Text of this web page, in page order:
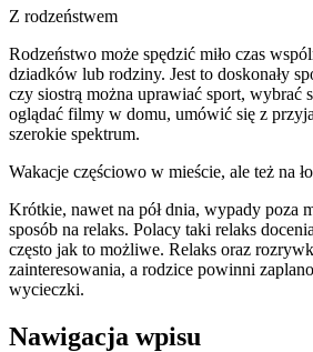
Z rodzeństwem
Rodzeństwo może spędzić miło czas
dziadków lub rodziny. Jest to doskonały
czy siostrą można uprawiać sport, wybrać
oglądać filmy w domu, umówić się z
szerokie spektrum.
Wakacje częściowo w mieście, ale też na
Krótkie, nawet na pół dnia, wypady poza
sposób na relaks. Polacy taki relaks
często jak to możliwe. Relaks oraz
zainteresowania, a rodzice powinni
wycieczki.
Nawigacja wpisu